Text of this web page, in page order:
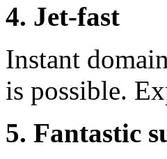
4. Jet-fast
Instant
is possible.
5. Fantastic